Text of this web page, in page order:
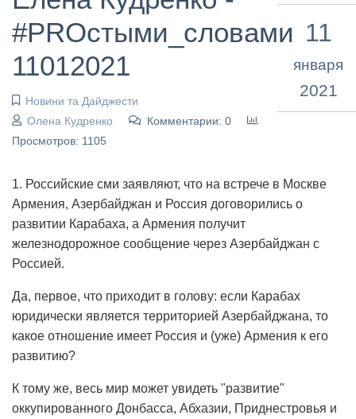
#PROстыми_словами
11012021
Новини та Дайджести
Олена Кудренко
Комментарии: 0
Просмотров: 1105
11
января
2021
1. Российские сми заявляют, что на встрече в Москве
Армения, Азербайджан и Россия договорились о
развитии Карабаха, а Армения получит
железнодорожное сообщение через Азербайджан с
Россией.
Да, первое, что приходит в голову: если Карабах
юридически является территорией Азербайджана, то
какое отношение имеет Россия и (уже) Армения к его
развитию?
К тому же, весь мир может увидеть "развитие"
оккупированного Донбасса, Абхазии, Приднестровья и